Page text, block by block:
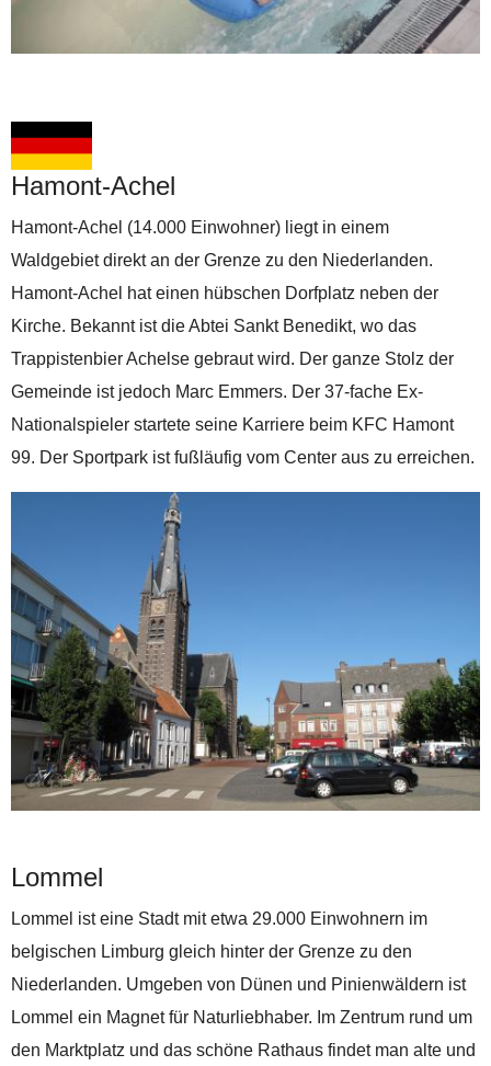
Hamont-Achel
Hamont-Achel (14.000 Einwohner) liegt in einem
Waldgebiet direkt an der Grenze zu den Niederlanden.
Hamont-Achel hat einen hübschen Dorfplatz neben der
Kirche. Bekannt ist die Abtei Sankt Benedikt, wo das
Trappistenbier Achelse gebraut wird. Der ganze Stolz der
Gemeinde ist jedoch Marc Emmers. Der 37-fache Ex-
Nationalspieler startete seine Karriere beim KFC Hamont
99. Der Sportpark ist fußläufig vom Center aus zu erreichen.
Lommel
Lommel ist eine Stadt mit etwa 29.000 Einwohnern im
belgischen Limburg gleich hinter der Grenze zu den
Niederlanden. Umgeben von Dünen und Pinienwäldern ist
Lommel ein Magnet für Naturliebhaber. Im Zentrum rund um
den Marktplatz und das schöne Rathaus findet man alte und